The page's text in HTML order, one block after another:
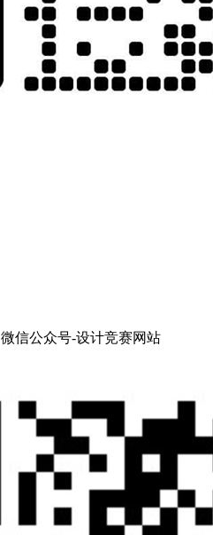
微信公众号-设计竞赛网站